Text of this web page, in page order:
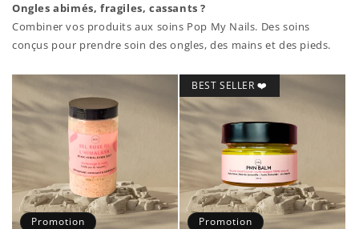
Ongles abimés, fragiles, cassants ?
Combiner vos produits aux soins Pop My Nails. Des soins
conçus pour prendre soin des ongles, des mains et des pieds.
Promotion
BEST SELLER ❤️
Promotion